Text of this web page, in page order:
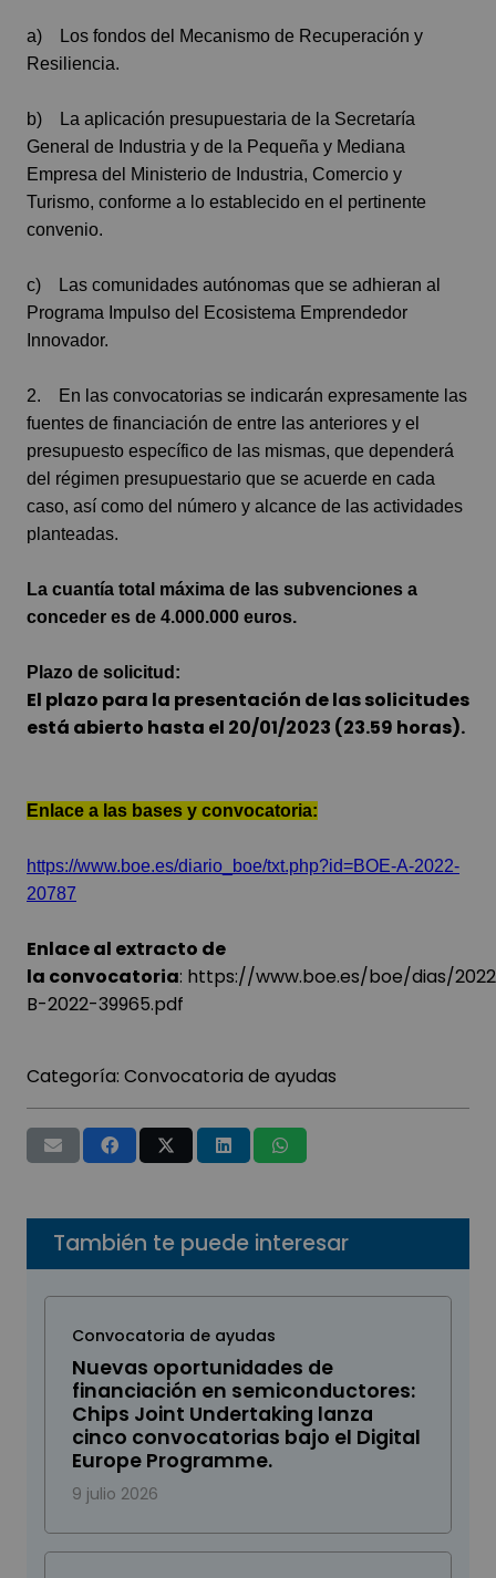
a) Los fondos del Mecanismo de Recuperación y
Resiliencia.
b) La aplicación presupuestaria de la Secretaría
General de Industria y de la Pequeña y Mediana
Empresa del Ministerio de Industria, Comercio y
Turismo, conforme a lo establecido en el pertinente
convenio.
c) Las comunidades autónomas que se adhieran al
Programa Impulso del Ecosistema Emprendedor
Innovador.
2. En las convocatorias se indicarán expresamente las
fuentes de financiación de entre las anteriores y el
presupuesto específico de las mismas, que dependerá
del régimen presupuestario que se acuerde en cada
caso, así como del número y alcance de las actividades
planteadas.
La cuantía total máxima de las subvenciones a
conceder es de 4.000.000 euros.
Plazo de solicitud:
El plazo para la presentación de las solicitudes
está abierto hasta el 20/01/2023 (23.59 horas).
Enlace a las bases y convocatoria:
https://www.boe.es/diario_boe/txt.php?id=BOE-A-2022-
20787
Enlace al extracto de
la convocatoria: https://www.boe.es/boe/dias/
B-2022-39965.pdf
Categoría: Convocatoria de ayudas
También te puede interesar
Convocatoria de ayudas
Nuevas oportunidades de
financiación en semiconductores:
Chips Joint Undertaking lanza
cinco convocatorias bajo el Digital
Europe Programme.
9 julio 2026